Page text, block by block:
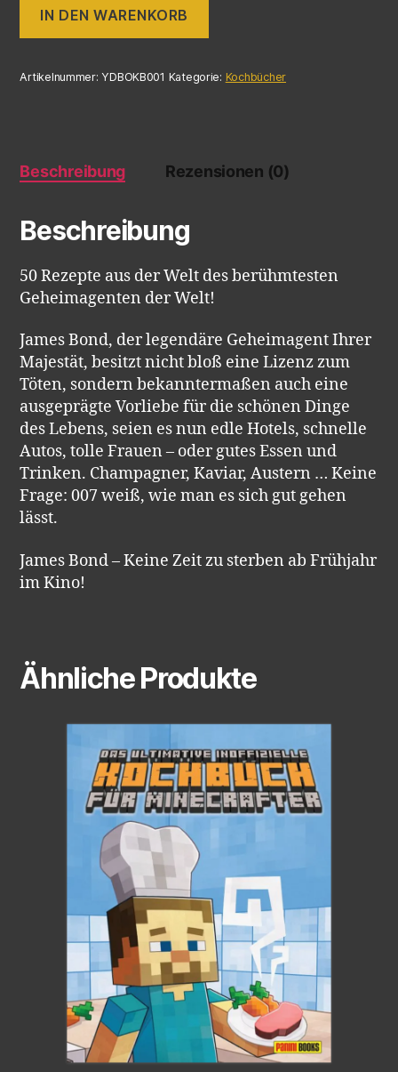
IN DEN WARENKORB
Artikelnummer:YDBOKB001 Kategorie: Kochbücher
Beschreibung Rezensionen (0)
Beschreibung
50 Rezepte aus der Welt des berühmtesten
Geheimagenten der Welt!
James Bond, der legendäre Geheimagent Ihrer
Majestät, besitzt nicht bloß eine Lizenz zum
Töten, sondern bekanntermaßen auch eine
ausgeprägte Vorliebe für die schönen Dinge
des Lebens, seien es nun edle Hotels, schnelle
Autos, tolle Frauen – oder gutes Essen und
Trinken. Champagner, Kaviar, Austern … Keine
Frage: 007 weiß, wie man es sich gut gehen
lässt.
James Bond – Keine Zeit zu sterben ab Frühjahr
im Kino!
Ähnliche Produkte